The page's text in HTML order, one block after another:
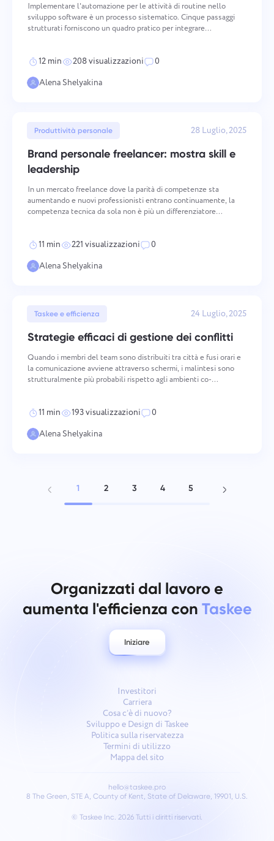
Implementare l'automazione per le attività di routine nello
sviluppo software è un processo sistematico. Cinque passaggi
strutturati forniscono un quadro pratico per integrare
12 min 208 visualizzazioni
0
Alena Shelyakina
Produttività personale 28 Luglio, 2025
Brand personale freelancer: mostra skill e
leadership
In un mercato freelance dove la parità di competenze sta
aumentando e nuovi professionisti entrano continuamente, la
competenza tecnica da sola non è più un differenziatore
11 min 221 visualizzazioni
0
Alena Shelyakina
Taskee e efficienza 24 Luglio, 2025
Strategie efficaci di gestione dei conflitti
Quando i membri del team sono distribuiti tra città e fusi orari e
la comunicazione avviene attraverso schermi, i malintesi sono
strutturalmente più probabili rispetto agli ambienti co-
11 min 193 visualizzazioni
0
Alena Shelyakina
1 2 3 4 5
Organizzati dal lavoro e
aumenta l'efficienza con Taskee
Iniziare
Investitori
Carriera
Cosa c’è di nuovo?
Sviluppo e Design di Taskee
Politica sulla riservatezza
Termini di utilizzo
Mappa del sito
© Taskee Inc. 2026 Tutti i diritti riservati.
hello@taskee.pro
8 The Green, STE A, County of Kent, State of Delaware, 19901, U.S.